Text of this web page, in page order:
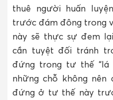
thuê người huấn
trước đám đông trong
này sẽ thực sự đem
cần tuyệt đối tránh
đứng trong tư thế
những chỗ không nên
đứng ở tư thế này